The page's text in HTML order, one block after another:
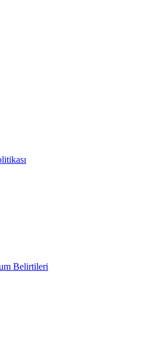
Belirtileri